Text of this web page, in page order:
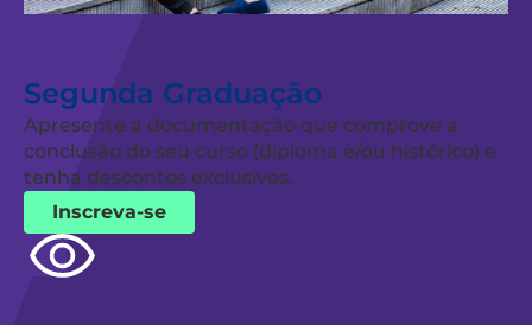
Segunda Graduação
Apresente a documentação que comprove a
conclusão do seu curso (diploma e/ou histórico) e
tenha descontos exclusivos.
Inscreva-se